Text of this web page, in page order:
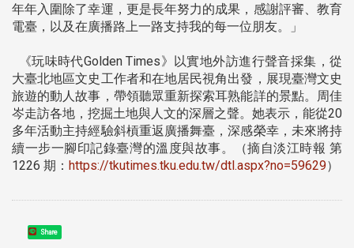
年年入圍除了幸運，更是長年努力的成果，感謝評審、教育
電臺，以及在廣播路上一路支持我的每一位朋友。」
《玩味時代Golden Times》以實地外訪進行聲音採集，從
大臺北地區文史工作者和在地居民視角出發，展現臺灣文史
旅遊的動人故事，帶領聽眾重新探索耳熟能詳的景點。周佳
岑走訪各地，挖掘土地與人文的深層之聲。她表示，能從20
多年活動主持經驗斜槓重返廣播舞臺，深感榮幸，未來將持
續一步一腳印記錄臺灣的溫度與故事。（摘自淡江時報 第
1226 期： https://tkutimes.tku.edu.tw/dtl.aspx?no=59629）
Share